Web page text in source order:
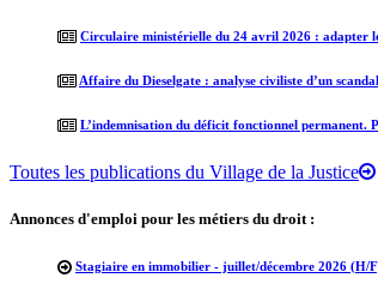
Circulaire ministérielle du 24 avril 2026 : adapter
Affaire du Dieselgate : analyse civiliste d’un
L’indemnisation du déficit fonctionnel permanent.
Toutes les publications du Village de la Justice
Annonces d'emploi pour les métiers du droit :
Stagiaire en immobilier - juillet/décembre 2026 (H/